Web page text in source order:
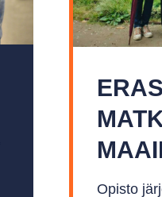
Opisto